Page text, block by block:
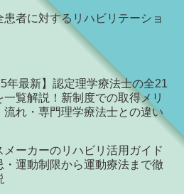
患者に対するリハビリテーショ
年最新】認定理学療法士の全21
一覧解説！新制度での取得メリ
流れ・専門理学療法士との違い
メーカーのリハビリ活用ガイド
・運動制限から運動療法まで徹